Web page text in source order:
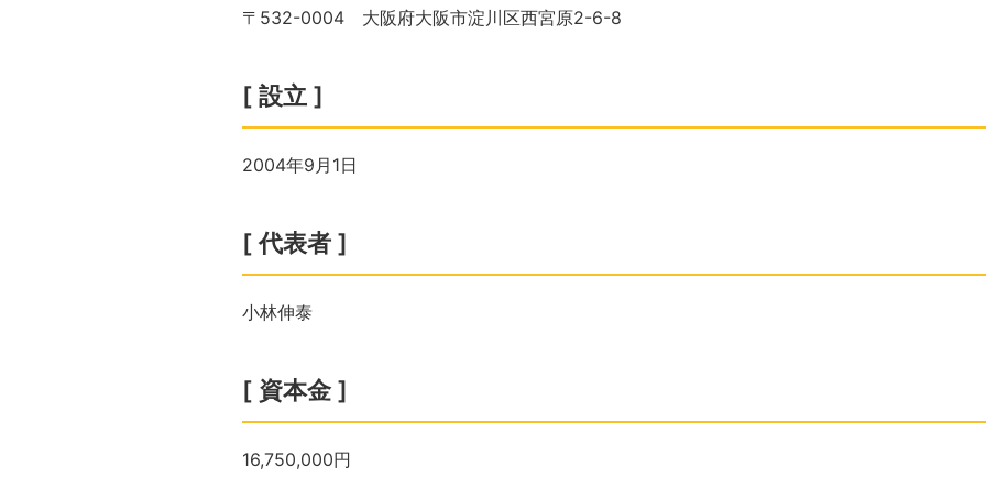
〒532-0004 大阪府大阪市淀川区西宮原2-6-8
[ 設立 ]
2004年9月1日
[ 代表者 ]
小林伸泰
[ 資本金 ]
16,750,000円